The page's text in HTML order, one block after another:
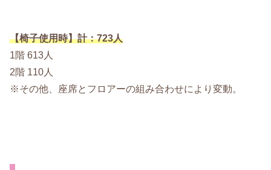
【椅子使用時】計：723人
1階 613人
2階 110人
※その他、座席とフロアーの組み合わせにより変動。